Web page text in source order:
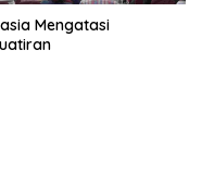
Mengatasi